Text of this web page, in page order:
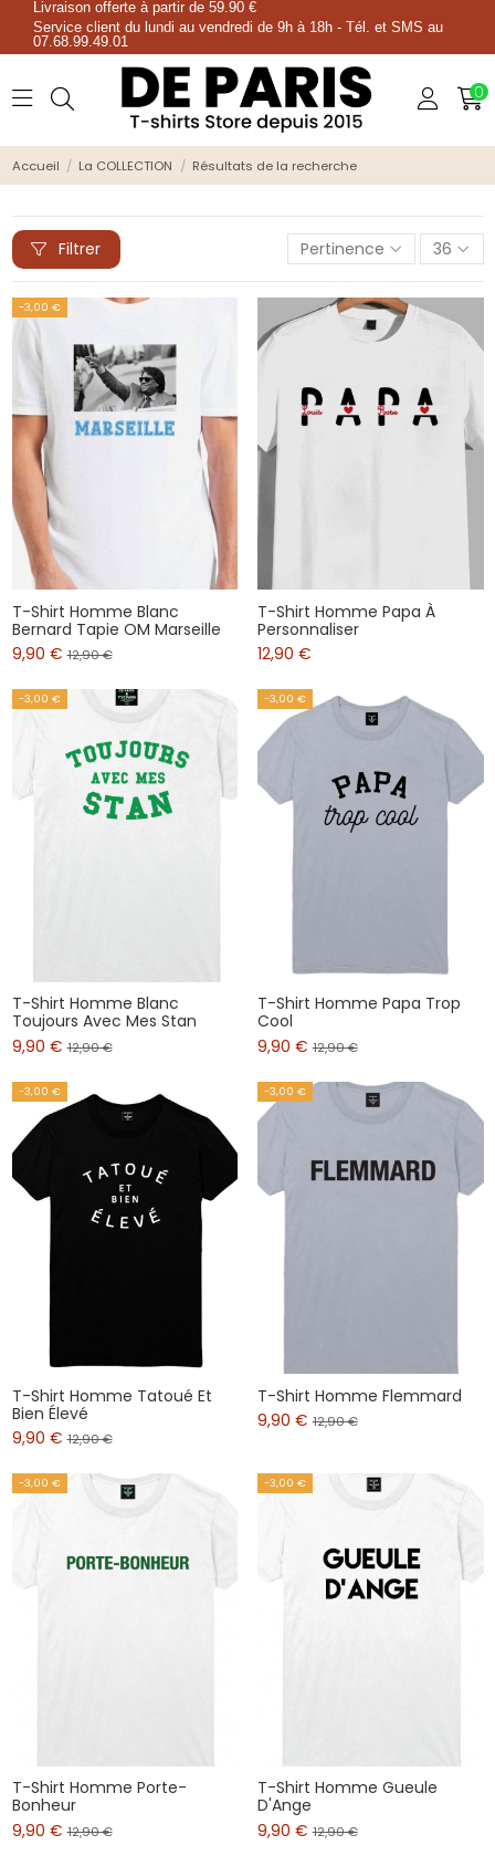
Livraison offerte à partir de 59.90 €
Service client du lundi au vendredi de 9h à 18h - Tél. et SMS au
07.68.99.49.01
0
Accueil La COLLECTION Résultats de la recherche
Filtrer Pertinence 36
-3,00 €
T-Shirt Homme Blanc
Bernard Tapie OM Marseille
9,90 €12,90 €
T-Shirt Homme Papa À
Personnaliser
12,90 €
-3,00 €
T-Shirt Homme Blanc
Toujours Avec Mes Stan
9,90 €12,90 €
-3,00 €
T-Shirt Homme Papa Trop
Cool
9,90 €12,90 €
-3,00 €
T-Shirt Homme Tatoué Et
Bien Élevé
9,90 €12,90 €
-3,00 €
T-Shirt Homme Flemmard
9,90 €12,90 €
-3,00 €
T-Shirt Homme Porte-
Bonheur
9,90 €12,90 €
-3,00 €
T-Shirt Homme Gueule
D'Ange
9,90 €12,90 €